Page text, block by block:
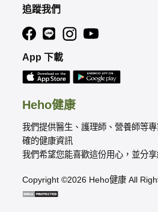
Heho健康
我們提供醫生、護理師、營養師等
確的健康資訊
我們希望您能喜歡這份用心，並分享
Copyright ©2026 Heho健康 All
追蹤我們
App 下載